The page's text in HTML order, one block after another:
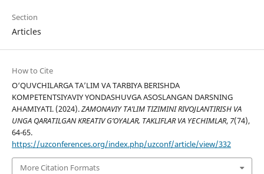
Section
Articles
How to Cite
O‘QUVCHILARGA TA’LIM VA TARBIYA BERISHDA
KOMPETENTSIYAVIY YONDASHUVGA ASOSLANGAN DARSNING
AHAMIYATI. (2024).ZAMONAVIY TA’LIM TIZIMINI RIVOJLANTIRISH VA
UNGA QARATILGAN KREATIV G’OYALAR, TAKLIFLAR VA YECHIMLAR, 7(74),
64-65.
https://uzconferences.org/index.php/uzconf/article/view/332
More Citation Formats